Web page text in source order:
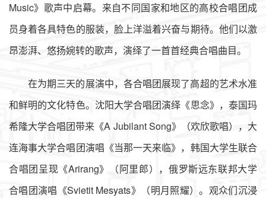
Music》歌声中启幕。来自不同国家和地区的高校合唱团成
员身着各具特色的服装，脸上洋溢着兴奋与期待。他们以激
昂澎湃、悠扬婉转的歌声，演绎了一首首经典合唱曲目。
在为期三天的展演中，各合唱团展现了高超的艺术水准
和鲜明的文化特色。沈阳大学合唱团演绎《思念》，泰国玛
希隆大学合唱团带来《A Jubilant Song》（欢欣歌唱），大
连海事大学合唱团演唱《当那一天来临》，韩国大学生联合
合唱团呈现《Arirang》（阿里郎），俄罗斯远东联邦大学
合唱团演唱《Svietit Mesyats》（明月照耀）。观众们沉浸